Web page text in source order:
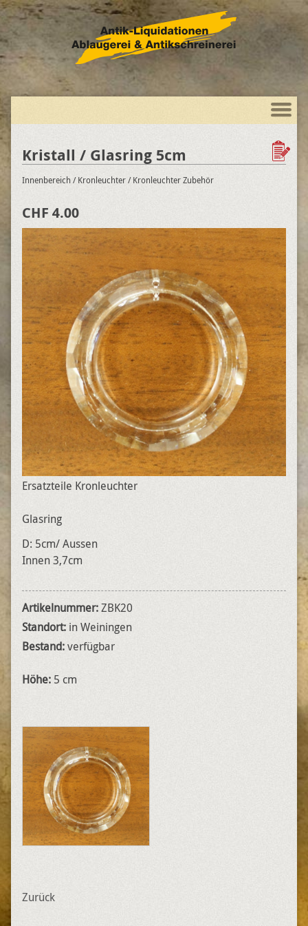
Kristall / Glasring 5cm
Innenbereich / Kronleuchter/ Kronleuchter Zubehör
CHF 4.00
Ersatzteile Kronleuchter
Glasring
D: 5cm/ Aussen
Innen 3,7cm
Artikelnummer:ZBK20
Standort: in Weiningen
Bestand:verfügbar
Höhe: 5 cm
Zurück